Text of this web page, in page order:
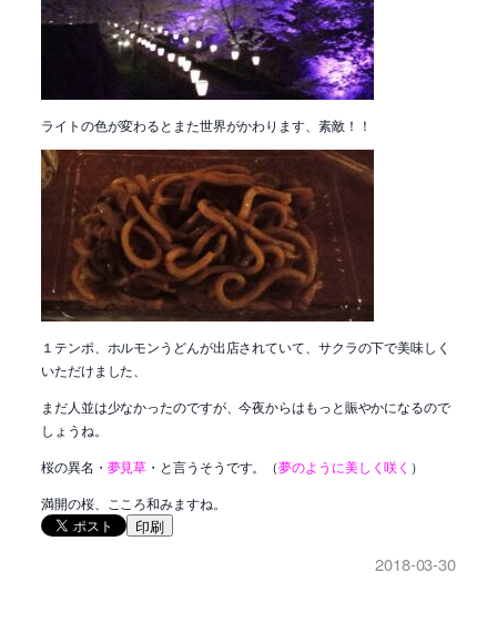
ライトの色が変わるとまた世界がかわります、素敵！！
１テンポ、ホルモンうどんが出店されていて、サクラの下で美味しく
いただけました、
まだ人並は少なかったのですが、今夜からはもっと賑やかになるので
しょうね。
桜の異名・ 夢見草 ・と言うそうです。（夢のように美しく咲く ）
満開の桜、こころ和みますね。
印刷
2018-03-30